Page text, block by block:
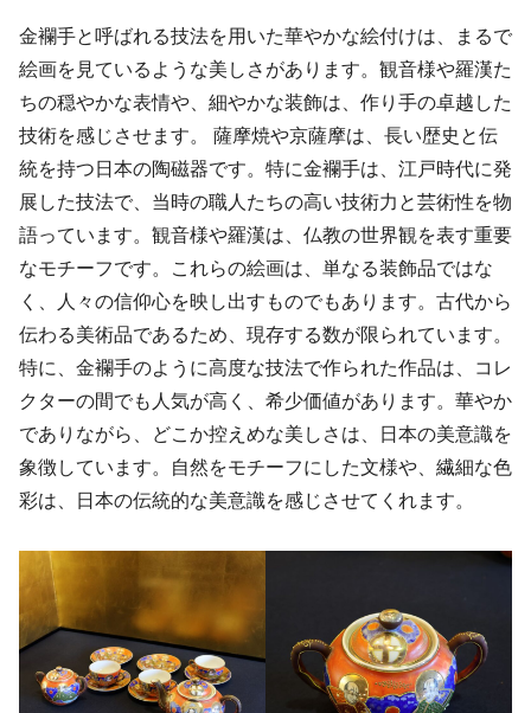
金襴手と呼ばれる技法を用いた華やかな絵付けは、まるで
絵画を見ているような美しさがあります。観音様や羅漢た
ちの穏やかな表情や、細やかな装飾は、作り手の卓越した
技術を感じさせます。 薩摩焼や京薩摩は、長い歴史と伝
統を持つ日本の陶磁器です。特に金襴手は、江戸時代に発
展した技法で、当時の職人たちの高い技術力と芸術性を物
語っています。観音様や羅漢は、仏教の世界観を表す重要
なモチーフです。これらの絵画は、単なる装飾品ではな
く、人々の信仰心を映し出すものでもあります。古代から
伝わる美術品であるため、現存する数が限られています。
特に、金襴手のように高度な技法で作られた作品は、コレ
クターの間でも人気が高く、希少価値があります。華やか
でありながら、どこか控えめな美しさは、日本の美意識を
象徴しています。自然をモチーフにした文様や、繊細な色
彩は、日本の伝統的な美意識を感じさせてくれます。